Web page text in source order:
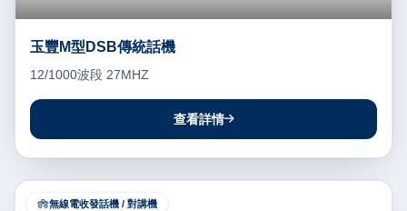
玉豐M型DSB傳統話機
12/1000波段 27MHZ
查看詳情
無線電收發話機 / 對講機